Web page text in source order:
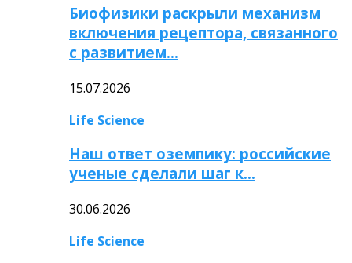
Биофизики раскрыли механизм
включения рецептора, связанного
с развитием…
15.07.2026
Life Science
Наш ответ оземпику: российские
ученые сделали шаг к…
30.06.2026
Life Science